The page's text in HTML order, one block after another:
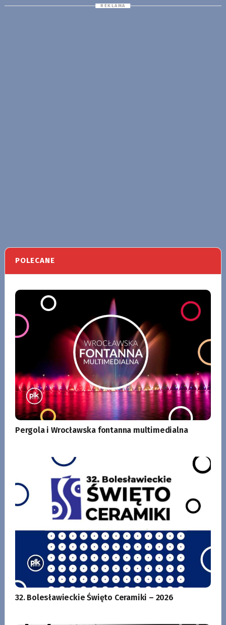
POLECANE
Pergola i Wrocławska fontanna multimedialna
32. Bolesławieckie Święto Ceramiki – 2026